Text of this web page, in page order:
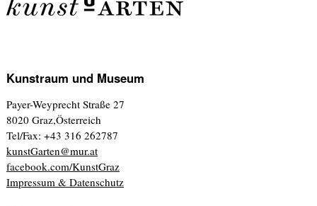
Kunstraum und Museum
Payer-Weyprecht Straße 27
8020 Graz,Österreich
Tel/Fax: +43 316 262787
kunstGarten@mur.at
facebook.com/KunstGraz
Impressum & Datenschutz